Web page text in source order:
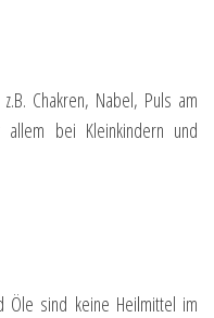
Chakren, Nabel, Puls am
allem bei Kleinkindern und
Öle sind keine Heilmittel im